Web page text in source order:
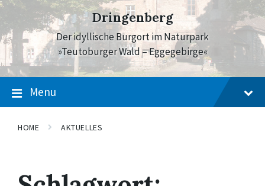
Dringenberg
Der idyllische Burgort im Naturpark
»Teutoburger Wald – Eggegebirge«
Menu
HOME AKTUELLES